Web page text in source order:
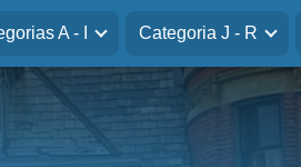
A - I Categoria J - R